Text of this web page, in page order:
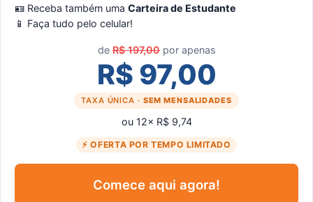
🪪 Receba também uma Carteira de Estudante
📱 Faça tudo pelo celular!
de R$ 197,00 por apenas
R$ 97,00
TAXA ÚNICA · SEM MENSALIDADES
ou 12× R$ 9,74
⚡ OFERTA POR TEMPO LIMITADO
Comece aqui agora!